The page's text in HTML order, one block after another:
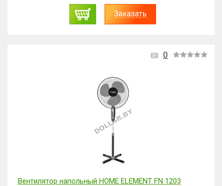
Заказать
0
Вентилятор напольный HOME ELEMENT FN 1203